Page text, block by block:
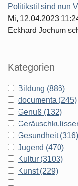
Politikstil sind nun
Mi, 12.04.2023
Eckhard Jochum
Kategorien
Bildung (886)
documenta (245)
Genuß (132)
Gesundheit (316)
Jugend (470)
Kultur (3103)
Kunst (229)